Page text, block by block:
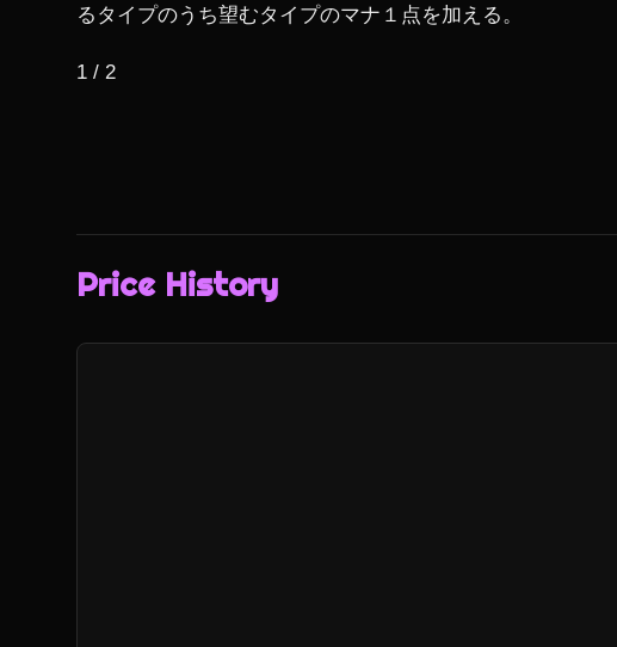
るタイプのうち望むタイプのマナ１点を加える。
1 / 2
Price History